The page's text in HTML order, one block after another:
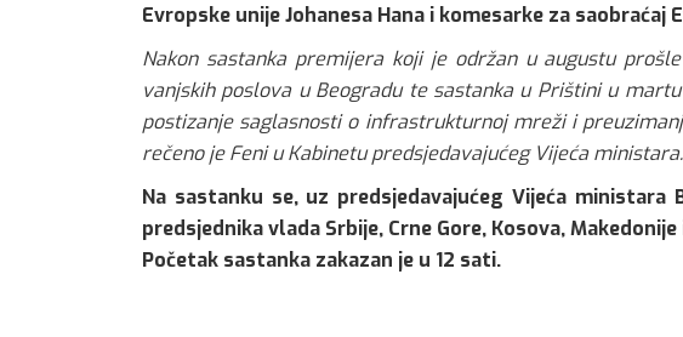
Evropske unije Johanesa Hana i komesarke za saobraćaj
Nakon sastanka premijera koji je održan u augustu
vanjskih poslova u Beogradu te sastanka u Prištini u
postizanje saglasnosti o infrastrukturnoj mreži i
rečeno je Feni u Kabinetu predsjedavajućeg Vijeća ministara.
Na sastanku se, uz predsjedavajućeg Vijeća ministara
predsjednika vlada Srbije, Crne Gore, Kosova,
Početak sastanka zakazan je u 12 sati.